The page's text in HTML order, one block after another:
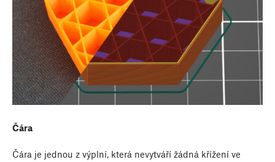
Čára
Čára je jednou z výplní, která nevytváří žádná křížení ve